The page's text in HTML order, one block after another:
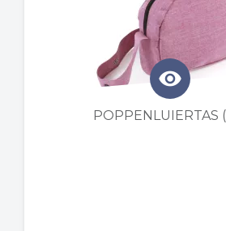
visibility
POPPENLUIERTAS